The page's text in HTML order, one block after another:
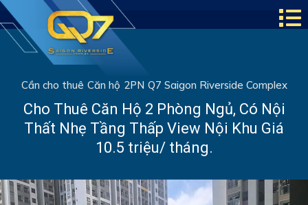
Cần cho thuê Căn hộ 2PN Q7 Saigon Riverside Complex
Cho Thuê Căn Hộ 2 Phòng Ngủ, Có Nội
Thất Nhẹ Tầng Thấp View Nội Khu Giá
10.5 triệu/ tháng.